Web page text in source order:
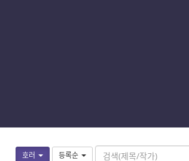
호러 등록순